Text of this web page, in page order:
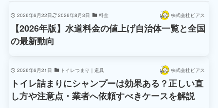
2026年6月22日 2026年8月3日 料金 株式会社ビアス
【2026年版】水道料金の値上げ自治体一覧と全国
の最新動向
2026年6月21日 トイレつまり｜道具 株式会社ビアス
トイレ詰まりにシャンプーは効果ある？正しい直
し方や注意点・業者へ依頼すべきケースを解説